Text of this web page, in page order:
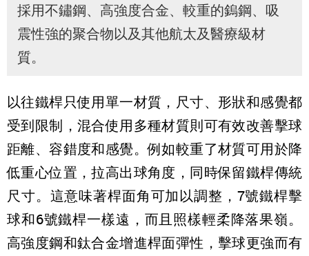
採用不鏽鋼、高強度合金、較重的鎢鋼、吸
震性強的聚合物以及其他航太及醫療級材
質。
以往鐵桿只使用單一材質，尺寸、形狀和感覺都
受到限制，混合使用多種材質則可有效改善擊球
距離、容錯度和感覺。例如較重了材質可用於降
低重心位置，拉高出球角度，同時保留鐵桿傳統
尺寸。這意味著桿面角可加以調整，7號鐵桿擊
球和6號鐵桿一樣遠，而且照樣輕柔降落果嶺。
高強度鋼和鈦合金增進桿面彈性，擊球更強而有